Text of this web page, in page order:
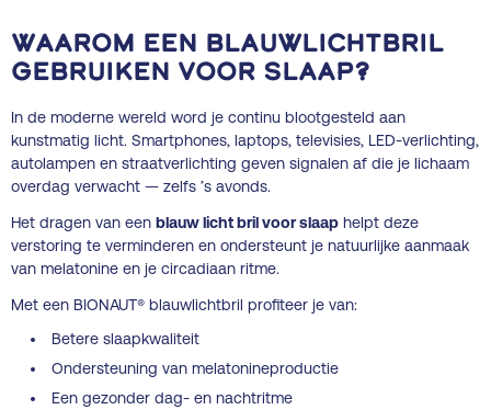
Waarom een blauwlichtbril
gebruiken voor slaap?
In de moderne wereld word je continu blootgesteld aan
kunstmatig licht. Smartphones, laptops, televisies, LED-verlichting,
autolampen en straatverlichting geven signalen af die je lichaam
overdag verwacht — zelfs ’s avonds.
Het dragen van een blauw licht bril voor slaap helpt deze
verstoring te verminderen en ondersteunt je natuurlijke aanmaak
van melatonine en je circadiaan ritme.
Met een BIONAUT® blauwlichtbril profiteer je van:
Betere slaapkwaliteit
Ondersteuning van melatonineproductie
Een gezonder dag- en nachtritme